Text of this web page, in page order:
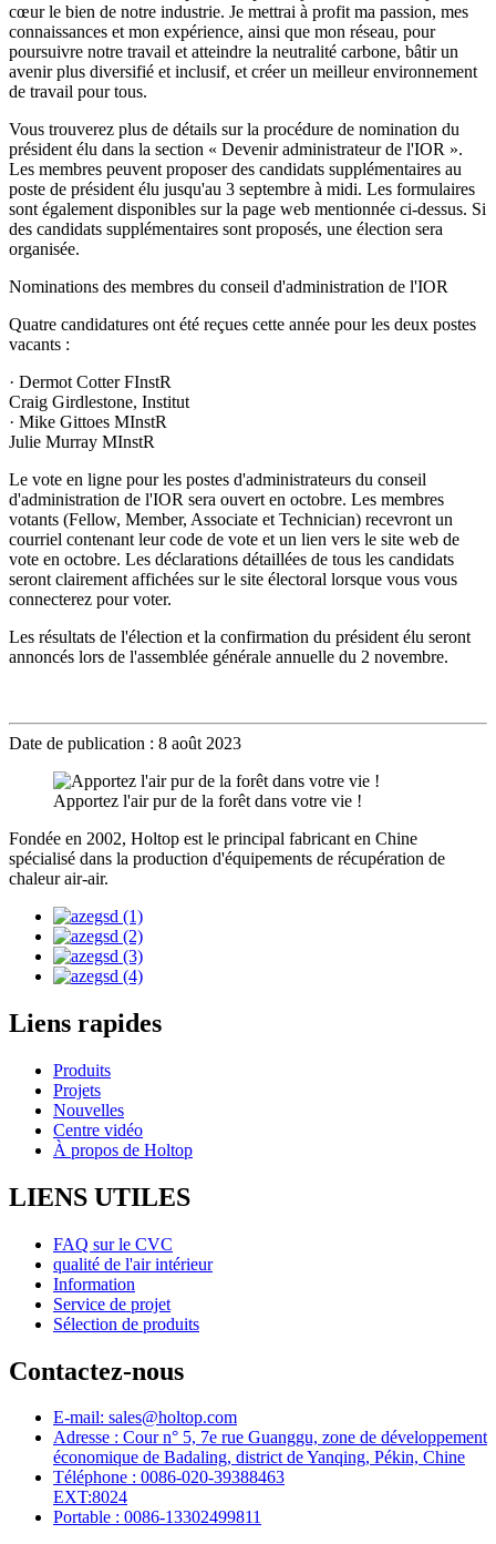
cœur le bien de notre industrie. Je mettrai à profit ma passion, mes
connaissances et mon expérience, ainsi que mon réseau, pour
poursuivre notre travail et atteindre la neutralité carbone, bâtir un
avenir plus diversifié et inclusif, et créer un meilleur environnement
de travail pour tous.
Vous trouverez plus de détails sur la procédure de nomination du
président élu dans la section « Devenir administrateur de l'IOR ».
Les membres peuvent proposer des candidats supplémentaires au
poste de président élu jusqu'au 3 septembre à midi. Les formulaires
sont également disponibles sur la page web mentionnée ci-dessus. Si
des candidats supplémentaires sont proposés, une élection sera
organisée.
Nominations des membres du conseil d'administration de l'IOR
Quatre candidatures ont été reçues cette année pour les deux postes
vacants :
· Dermot Cotter FInstR
Craig Girdlestone, Institut
· Mike Gittoes MInstR
Julie Murray MInstR
Le vote en ligne pour les postes d'administrateurs du conseil
d'administration de l'IOR sera ouvert en octobre. Les membres
votants (Fellow, Member, Associate et Technician) recevront un
courriel contenant leur code de vote et un lien vers le site web de
vote en octobre. Les déclarations détaillées de tous les candidats
seront clairement affichées sur le site électoral lorsque vous vous
connecterez pour voter.
Les résultats de l'élection et la confirmation du président élu seront
annoncés lors de l'assemblée générale annuelle du 2 novembre.
Date de publication : 8 août 2023
Apportez l'air pur de la forêt dans votre vie !
Fondée en 2002, Holtop est le principal fabricant en Chine
spécialisé dans la production d'équipements de récupération de
chaleur air-air.
Liens rapides
Produits
Projets
Nouvelles
Centre vidéo
À propos de Holtop
LIENS UTILES
FAQ sur le CVC
qualité de l'air intérieur
Information
Service de projet
Sélection de produits
Contactez-nous
E-mail: sales@holtop.com
Adresse : Cour n° 5, 7e rue Guanggu, zone de développement
économique de Badaling, district de Yanqing, Pékin, Chine
Téléphone : 0086-020-39388463
EXT:8024
Portable : 0086-13302499811